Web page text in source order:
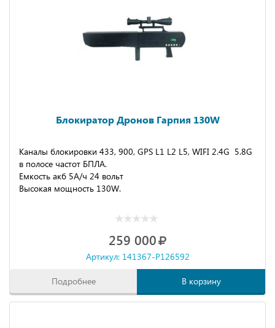
Блокиратор Дронов Гарпия 130W
Каналы блокировки 433, 900, GPS L1 L2 L5, WIFI 2.4G 5.8G
в полосе частот БПЛА.
Емкость акб 5А/ч 24 вольт
Высокая мощность 130W.
259 000
Артикул: 141367-P126592
Подробнее В корзину